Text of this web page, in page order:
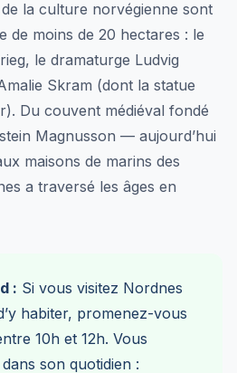
la culture norvégienne sont
de moins de 20 hectares : le
le dramaturge Ludvig
Skram (dont la statue
Du couvent médiéval fondé
Magnusson — aujourd’hui
maisons de marins des
a traversé les âges en
: Si vous visitez Nordnes
habiter, promenez-vous
10h et 12h. Vous
son quotidien :